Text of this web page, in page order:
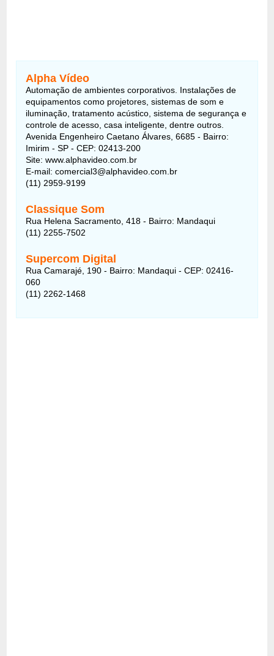
Alpha Vídeo
Automação de ambientes corporativos. Instalações de
equipamentos como projetores, sistemas de som e
iluminação, tratamento acústico, sistema de segurança e
controle de acesso, casa inteligente, dentre outros.
Avenida Engenheiro Caetano Álvares, 6685 - Bairro:
Imirim - SP - CEP: 02413-200
Site: www.alphavideo.com.br
E-mail: comercial3@alphavideo.com.br
(11) 2959-9199
Classique Som
Rua Helena Sacramento, 418 - Bairro: Mandaqui
(11) 2255-7502
Supercom Digital
Rua Camarajé, 190 - Bairro: Mandaqui - CEP: 02416-
060
(11) 2262-1468